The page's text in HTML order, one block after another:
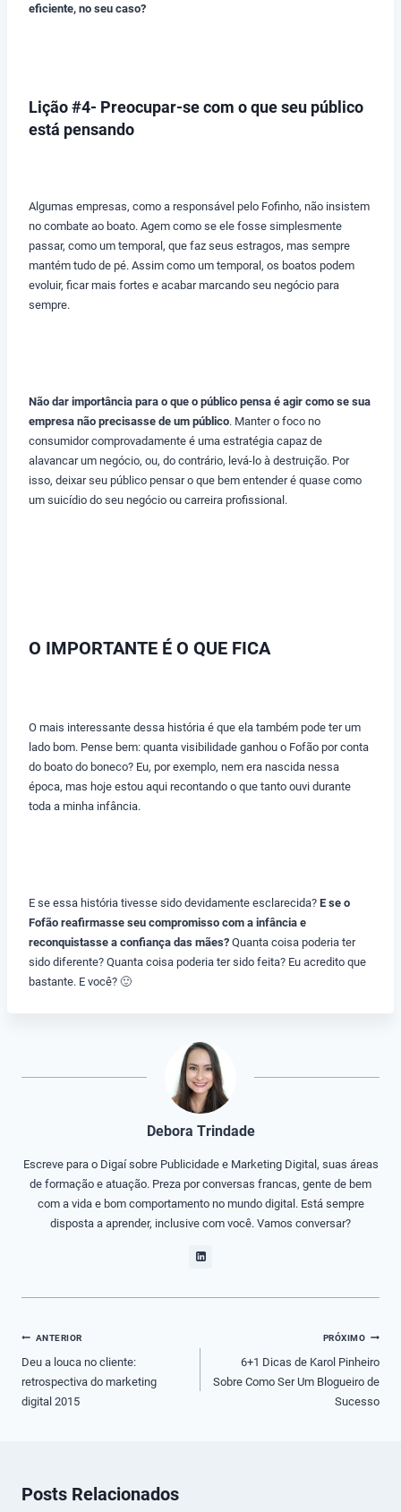
eficiente, no seu caso?
Lição #4- Preocupar-se com o que seu público
está pensando
Algumas empresas, como a responsável pelo Fofinho, não insistem
no combate ao boato. Agem como se ele fosse simplesmente
passar, como um temporal, que faz seus estragos, mas sempre
mantém tudo de pé. Assim como um temporal, os boatos podem
evoluir, ficar mais fortes e acabar marcando seu negócio para
sempre.
Não dar importância para o que o público pensa é agir como se sua
empresa não precisasse de um público. Manter o foco no
consumidor comprovadamente é uma estratégia capaz de
alavancar um negócio, ou, do contrário, levá-lo à destruição. Por
isso, deixar seu público pensar o que bem entender é quase como
um suicídio do seu negócio ou carreira profissional.
O IMPORTANTE É O QUE FICA
O mais interessante dessa história é que ela também pode ter um
lado bom. Pense bem: quanta visibilidade ganhou o Fofão por conta
do boato do boneco? Eu, por exemplo, nem era nascida nessa
época, mas hoje estou aqui recontando o que tanto ouvi durante
toda a minha infância.
E se essa história tivesse sido devidamente esclarecida? E se o
Fofão reafirmasse seu compromisso com a infância e
reconquistasse a confiança das mães? Quanta coisa poderia ter
sido diferente? Quanta coisa poderia ter sido feita? Eu acredito que
bastante. E você? 🙂
Debora Trindade
Escreve para o Digaí sobre Publicidade e Marketing Digital, suas áreas
de formação e atuação. Preza por conversas francas, gente de bem
com a vida e bom comportamento no mundo digital. Está sempre
disposta a aprender, inclusive com você. Vamos conversar?
Navegação
de
Post
ANTERIOR
Deu a louca no cliente:
retrospectiva do marketing
digital 2015
PRÓXIMO
6+1 Dicas de Karol Pinheiro
Sobre Como Ser Um Blogueiro de
Sucesso
Posts Relacionados